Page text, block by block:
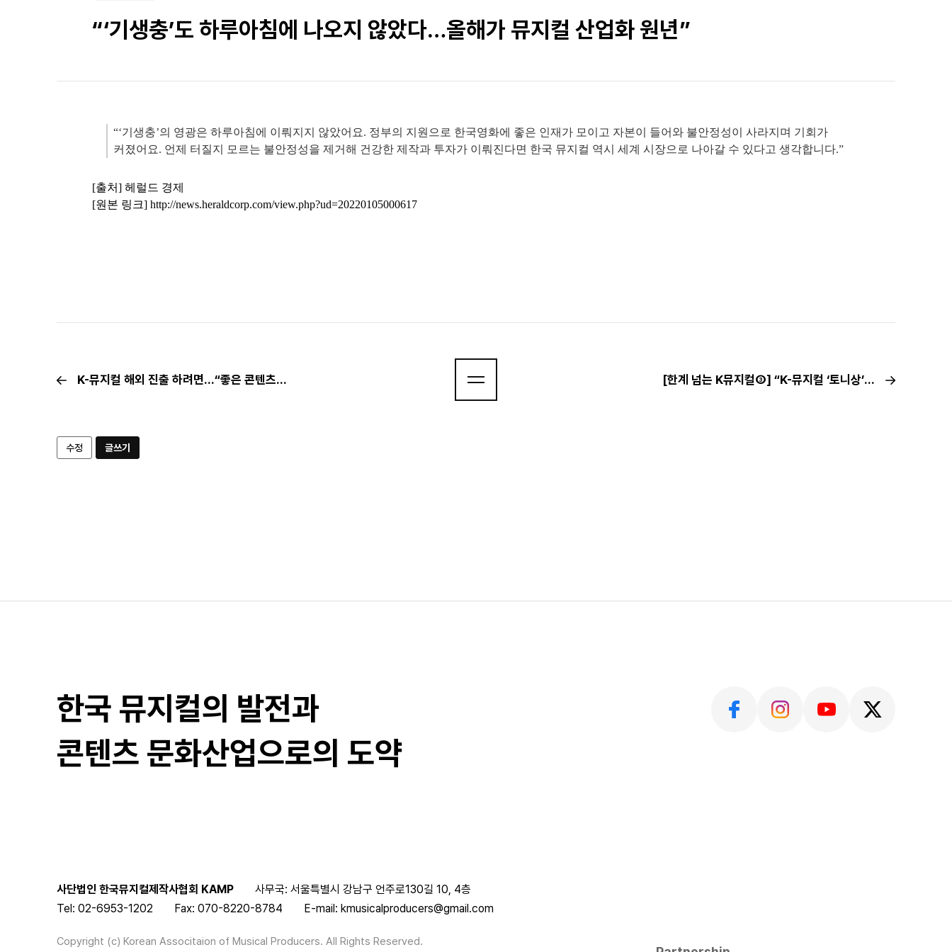
“‘기생충’도 하루아침에 나오지 않았다…올해가 뮤지컬 산업화 원년”
“‘기생충’의 영광은 하루아침에 이뤄지지 않았어요. 정부의 지원으로 한국영화에 좋은 인재가 모이고 자본이 들어와 불안정성이 사라지며 기회가
커졌어요. 언제 터질지 모르는 불안정성을 제거해 건강한 제작과 투자가 이뤄진다면 한국 뮤지컬 역시 세계 시장으로 나아갈 수 있다고 생각합니다.”
[출처] 헤럴드 경제
[원본 링크] http://news.heraldcorp.com/view.php?ud=20220105000617
K-뮤지컬 해외 진출 하려면…“좋은 콘텐츠가 기본” [한계 넘는 K뮤지컬③] “K-뮤지컬 ‘토니상’ 도전, 더 이상 꿈 아냐”
수정 글쓰기
한국 뮤지컬의 발전과
콘텐츠 문화산업으로의 도약
사단법인 한국뮤지컬제작사협회 KAMP
사무국: 서울특별시 강남구 언주로130길 10, 4층
Tel: 02-6953-1202
Fax: 070-8220-8784 E-mail: kmusicalproducers@gmail.com
Copyright (c) Korean Associtaion of Musical Producers. All Rights Reserved.